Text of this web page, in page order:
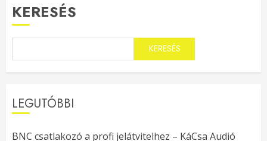
KERESÉS
KERESÉS
LEGUTÓBBI
BNC csatlakozó a profi jelátvitelhez – KáCsa Audió